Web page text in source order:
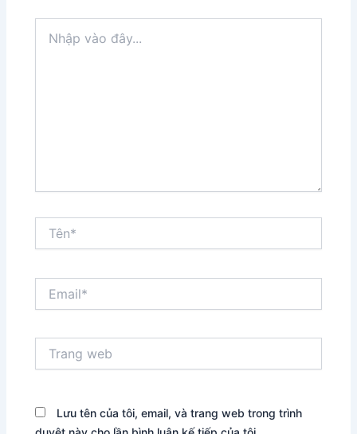
vào
web
Lưu tên của tôi, email, và trang web trong trình